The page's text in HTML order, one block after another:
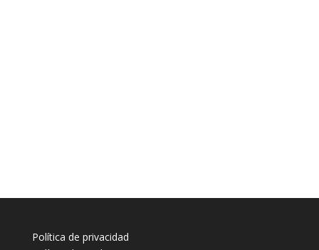
Política de privacidad